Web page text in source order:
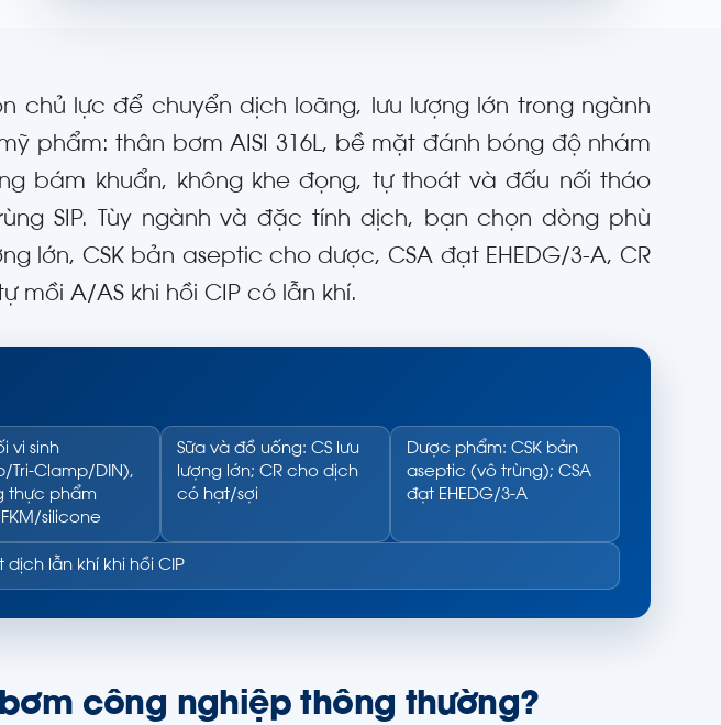
chủ lực để chuyển dịch loãng, lưu lượng lớn trong ngành
phẩm: thân bơm AISI 316L, bề mặt đánh bóng độ nhám
bám khuẩn, không khe đọng, tự thoát và đấu nối tháo
SIP. Tùy ngành và đặc tính dịch, bạn chọn dòng phù
lớn, CSK bản aseptic cho dược, CSA đạt EHEDG/3-A, CR
mồi A/AS khi hồi CIP có lẫn khí.
vi sinh
Tri-Clamp/DIN),
thực phẩm
silicone
Sữa và đồ uống: CS lưu
lượng lớn; CR cho dịch
có hạt/sợi
Dược phẩm: CSK bản
aseptic (vô trùng); CSA
đạt EHEDG/3-A
dịch lẫn khí khi hồi CIP
công nghiệp thông thường?